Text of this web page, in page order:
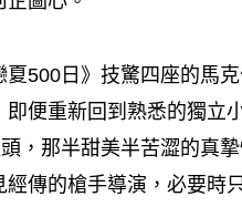
夏500日》技驚四座的馬
即便重新回到熟悉的獨立
，那半甜美半苦澀的真
傳的槍手導演，必要時